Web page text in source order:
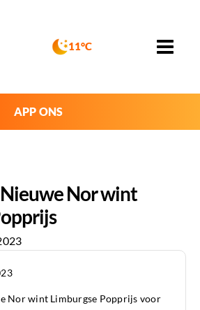
11°C
APP ONS
Nor wint
Nor wint Limburgse Popprijs voor